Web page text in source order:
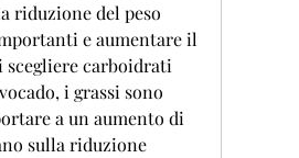
riduzione del peso
e aumentare il
scegliere carboidrati
i grassi sono
a un aumento di
sulla riduzione